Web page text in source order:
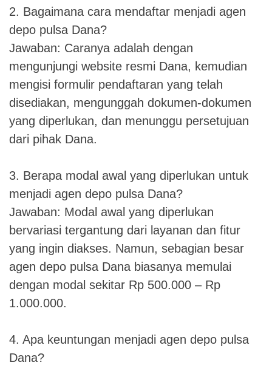
2. Bagaimana cara mendaftar menjadi agen
depo pulsa Dana?
Jawaban: Caranya adalah dengan
mengunjungi website resmi Dana, kemudian
mengisi formulir pendaftaran yang telah
disediakan, mengunggah dokumen-dokumen
yang diperlukan, dan menunggu persetujuan
dari pihak Dana.
3. Berapa modal awal yang diperlukan untuk
menjadi agen depo pulsa Dana?
Jawaban: Modal awal yang diperlukan
bervariasi tergantung dari layanan dan fitur
yang ingin diakses. Namun, sebagian besar
agen depo pulsa Dana biasanya memulai
dengan modal sekitar Rp 500.000 – Rp
1.000.000.
4. Apa keuntungan menjadi agen depo pulsa
Dana?